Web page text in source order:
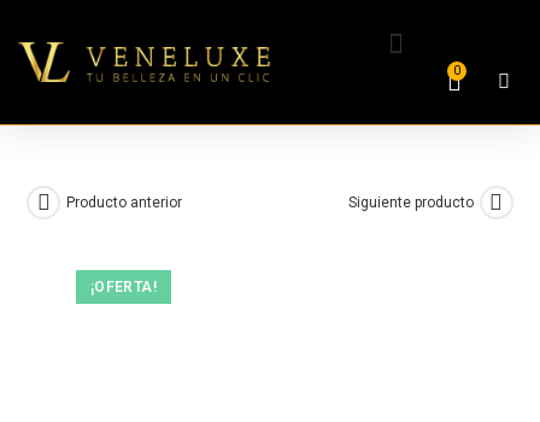
0
¡OFERTA!
Producto anterior Siguiente producto